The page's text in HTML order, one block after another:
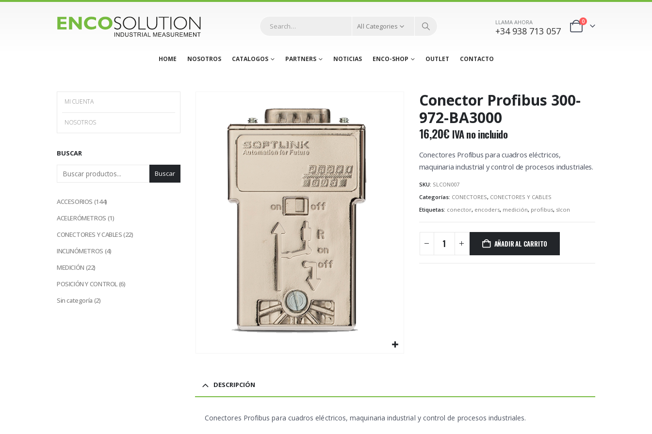
All Categories LLAMA AHORA
+34 938 713 057
0
HOME NOSOTROS CATALOGOS PARTNERS NOTICIAS ENCO-SHOP OUTLET CONTACTO
Conector Profibus 300-
972-BA3000
16,20€ IVA no incluido
Conectores Profibus para cuadros eléctricos,
maquinaria industrial y control de procesos industriales.
SKU: SLCON007
Categorías: CONECTORES, CONECTORES Y CABLES
Etiquetas: conector, encoders, medición, profibus, slcon
AÑADIR AL CARRITO
DESCRIPCIÓN
Conectores Profibus para cuadros eléctricos, maquinaria industrial y control de procesos industriales.
MI CUENTA
NOSOTROS
BUSCAR
Buscar
ACCESORIOS 144144
ACELERÓMETROS 11
CONECTORES Y CABLES 2222
INCLINÓMETROS 44
MEDICIÓN 2222
POSICIÓN Y CONTROL 66
Sin categoría 22